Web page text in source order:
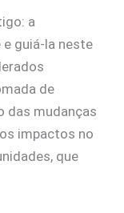
a
guiá-la neste
de
das mudanças
impactos no
que